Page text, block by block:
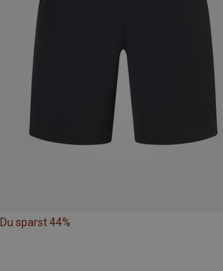
Du sparst 44%